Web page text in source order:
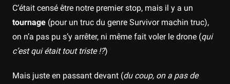
C’était censé être notre premier stop, mais il y a un
tournage (pour un truc du genre Survivor machin truc),
on n’a pas pu s’y arrêter, ni même fait voler le drone (qui
c’est qui était tout triste !?)
Mais juste en passant devant (du coup, on a pas de